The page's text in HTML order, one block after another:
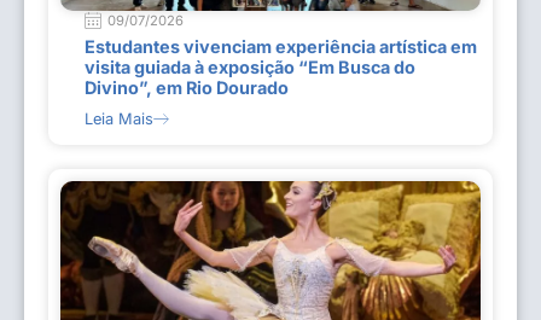
09/07/2026
Estudantes vivenciam experiência artística em
visita guiada à exposição “Em Busca do
Divino”, em Rio Dourado
Leia Mais